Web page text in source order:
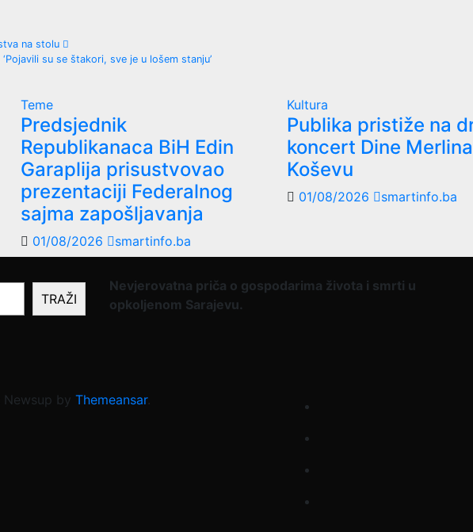
na stolu
su se štakori, sve je u lošem stanju’
Teme
Predsjednik
Republikanaca BiH Edin
Garaplija prisustvovao
prezentaciji Federalnog
sajma zapošljavanja
01/08/2026 smartinfo.ba
Kultura
Publika pristiže na
koncert Dine
Koševu
01/08/2026 smartinfo.ba
TRAŽI
Nevjerovatna priča o gospodarima života i smrti u
opkoljenom Sarajevu.
Newsup by Themeansar.